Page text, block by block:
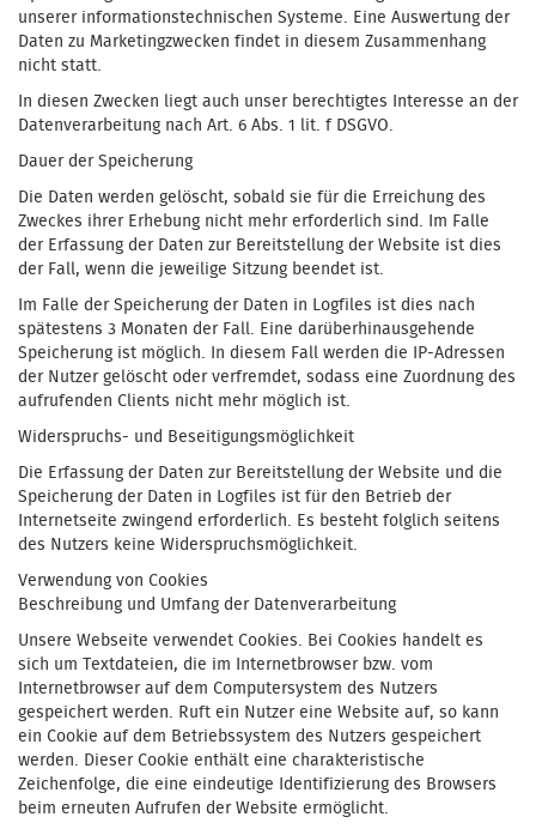
unserer informationstechnischen Systeme. Eine Auswertung der
Daten zu Marketingzwecken findet in diesem Zusammenhang
nicht statt.
In diesen Zwecken liegt auch unser berechtigtes Interesse an der
Datenverarbeitung nach Art. 6 Abs. 1 lit. f DSGVO.
Dauer der Speicherung
Die Daten werden gelöscht, sobald sie für die Erreichung des
Zweckes ihrer Erhebung nicht mehr erforderlich sind. Im Falle
der Erfassung der Daten zur Bereitstellung der Website ist dies
der Fall, wenn die jeweilige Sitzung beendet ist.
Im Falle der Speicherung der Daten in Logfiles ist dies nach
spätestens 3 Monaten der Fall. Eine darüberhinausgehende
Speicherung ist möglich. In diesem Fall werden die IP-Adressen
der Nutzer gelöscht oder verfremdet, sodass eine Zuordnung des
aufrufenden Clients nicht mehr möglich ist.
Widerspruchs- und Beseitigungsmöglichkeit
Die Erfassung der Daten zur Bereitstellung der Website und die
Speicherung der Daten in Logfiles ist für den Betrieb der
Internetseite zwingend erforderlich. Es besteht folglich seitens
des Nutzers keine Widerspruchsmöglichkeit.
Verwendung von Cookies
Beschreibung und Umfang der Datenverarbeitung
Unsere Webseite verwendet Cookies. Bei Cookies handelt es
sich um Textdateien, die im Internetbrowser bzw. vom
Internetbrowser auf dem Computersystem des Nutzers
gespeichert werden. Ruft ein Nutzer eine Website auf, so kann
ein Cookie auf dem Betriebssystem des Nutzers gespeichert
werden. Dieser Cookie enthält eine charakteristische
Zeichenfolge, die eine eindeutige Identifizierung des Browsers
beim erneuten Aufrufen der Website ermöglicht.